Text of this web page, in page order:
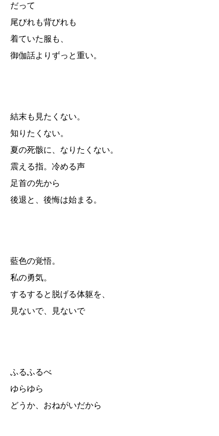
だって
尾びれも背びれも
着ていた服も、
御伽話よりずっと重い。
結末も見たくない。
知りたくない。
夏の死骸に、なりたくない。
震える指。冷める声
足首の先から
後退と、後悔は始まる。
藍色の覚悟。
私の勇気。
するすると脱げる体躯を、
見ないで、見ないで
ふるふるべ
ゆらゆら
どうか、おねがいだから